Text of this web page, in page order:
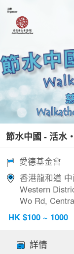
節水中國 - 活水
愛德基金會
香港龍和道
Western
Wo Rd,
HK $100 ~ 1000
詳情